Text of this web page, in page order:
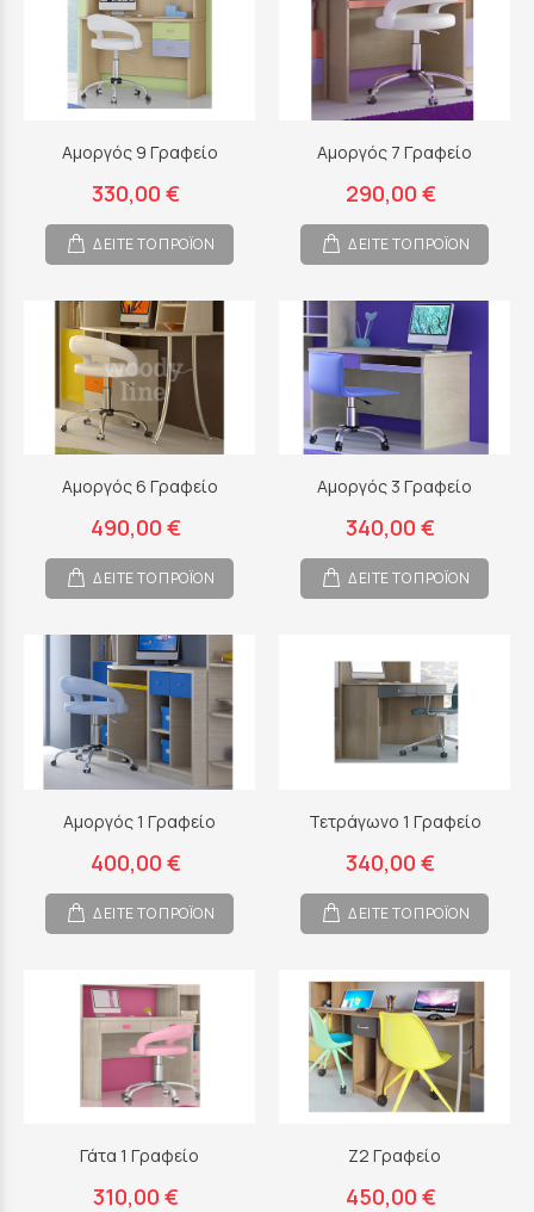
Αμοργός 9 Γραφείο
330,00 €
ΔΕΙΤΕ ΤΟ ΠΡΟΪΟΝ
Αμοργός 7 Γραφείο
290,00 €
ΔΕΙΤΕ ΤΟ ΠΡΟΪΟΝ
Αμοργός 6 Γραφείο
490,00 €
ΔΕΙΤΕ ΤΟ ΠΡΟΪΟΝ
Αμοργός 3 Γραφείο
340,00 €
ΔΕΙΤΕ ΤΟ ΠΡΟΪΟΝ
Αμοργός 1 Γραφείο
400,00 €
ΔΕΙΤΕ ΤΟ ΠΡΟΪΟΝ
Τετράγωνο 1 Γραφείο
340,00 €
ΔΕΙΤΕ ΤΟ ΠΡΟΪΟΝ
Γάτα 1 Γραφείο
310,00 €
Ζ2 Γραφείο
450,00 €